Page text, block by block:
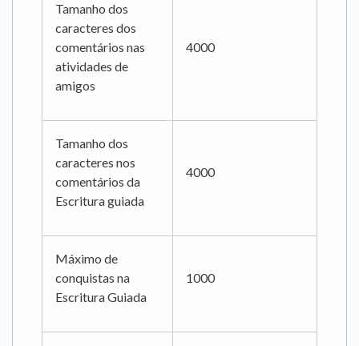
Tamanho dos
caracteres dos
comentários nas
atividades de
amigos
4000
Tamanho dos
caracteres nos
comentários da
Escritura guiada
4000
Máximo de
conquistas na
Escritura Guiada
1000